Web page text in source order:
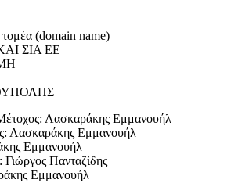
τομέα (domain name)
ΣΙΑ ΕΕ
Λασκαράκης Εμμανουήλ
Λασκαράκης Εμμανουήλ
Εμμανουήλ
Γιώργος Πανταζίδης
Εμμανουήλ